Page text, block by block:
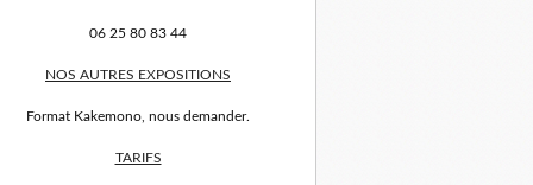
06 25 80 83 44
NOS AUTRES EXPOSITIONS
Format Kakemono, nous demander.
TARIFS